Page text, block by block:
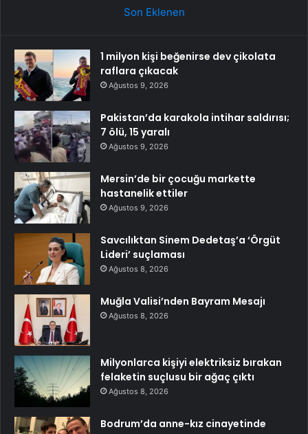
Son Eklenen
1 milyon kişi beğenirse dev çikolata
raflara çıkacak
Ağustos 9, 2026
Pakistan’da karakola intihar saldırısı;
7 ölü, 15 yaralı
Ağustos 9, 2026
Mersin’de bir çocuğu markette
hastanelik ettiler
Ağustos 9, 2026
Savcılıktan Sinem Dedetaş’a ‘Örgüt
Lideri’ suçlaması
Ağustos 8, 2026
Muğla Valisi’nden Bayram Mesajı
Ağustos 8, 2026
Milyonlarca kişiyi elektriksiz bırakan
felaketin suçlusu bir ağaç çıktı
Ağustos 8, 2026
Bodrum’da anne-kız cinayetinde